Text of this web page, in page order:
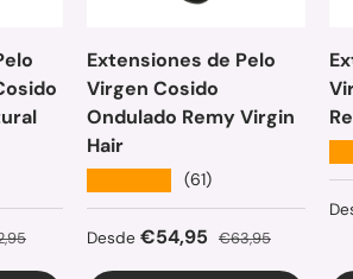
normal
Extensiones de Pelo
Virgen Cosido
Ondulado Remy Virgin
Hair
(61)
Precio de venta
Desde €54,95 Precio normal
€63,95